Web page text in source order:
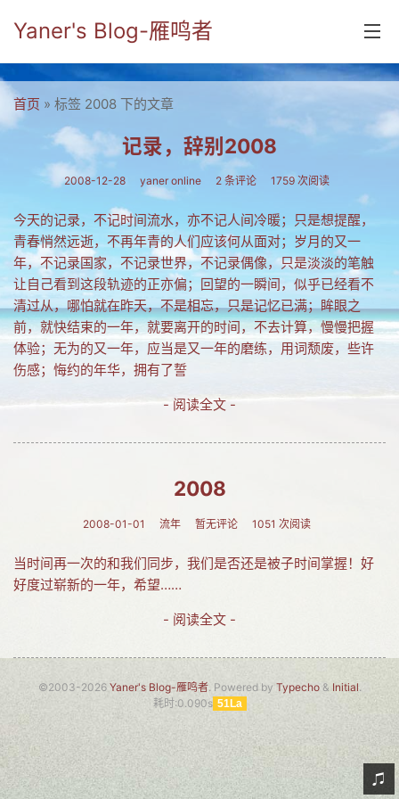
Yaner's Blog-雁鸣者
分类
yaner online
毕业留言册
流年
五笔难啊
流行.时代.天下
网络新事物
Nav
归档
留言
首页 » 标签 2008 下的文章
记录，辞别2008
2008-12-28 yaner online 2 条评论 1759 次阅读
今天的记录，不记时间流水，亦不记人间冷暖；只是想提醒，
青春悄然远逝，不再年青的人们应该何从面对；岁月的又一
年，不记录国家，不记录世界，不记录偶像，只是淡淡的笔触
让自己看到这段轨迹的正亦偏；回望的一瞬间，似乎已经看不
清过从，哪怕就在昨天，不是相忘，只是记忆已满；眸眼之
前，就快结束的一年，就要离开的时间，不去计算，慢慢把握
体验；无为的又一年，应当是又一年的磨练，用词颓废，些许
伤感；悔约的年华，拥有了誓
- 阅读全文 -
2008
2008-01-01 流年 暂无评论 1051 次阅读
当时间再一次的和我们同步，我们是否还是被子时间掌握！好
好度过崭新的一年，希望……
- 阅读全文 -
©2003-2026 Yaner's Blog-雁鸣者. Powered by Typecho& Initial.
耗时:0.090s 51La